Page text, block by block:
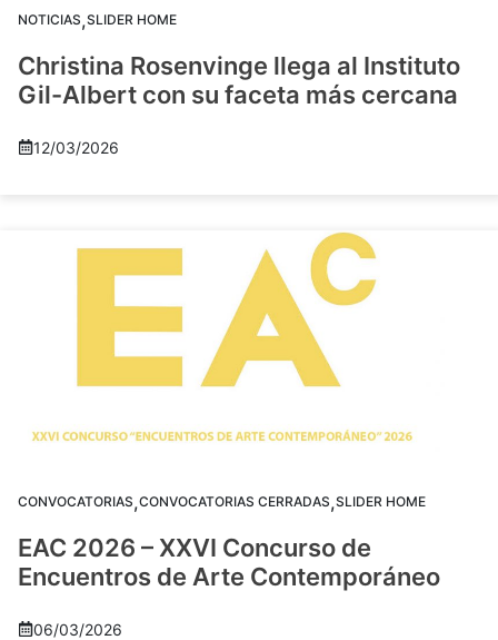
NOTICIAS,SLIDER HOME
Christina Rosenvinge llega al Instituto
Gil-Albert con su faceta más cercana
12/03/2026
CONVOCATORIAS,CONVOCATORIAS CERRADAS,SLIDER HOME
EAC 2026 – XXVI Concurso de
Encuentros de Arte Contemporáneo
06/03/2026